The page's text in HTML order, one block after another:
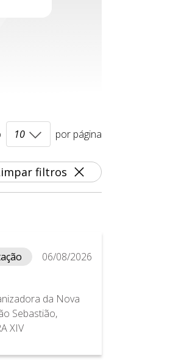
filtros
por página
06/08/2026
da Nova
Sebastião,
XIV